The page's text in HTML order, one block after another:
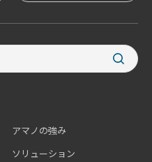
アマノの強み
ソリューション